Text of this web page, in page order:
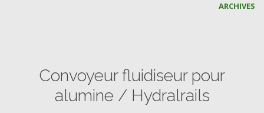
ARCHIVES
Convoyeur fluidiseur pour
alumine / Hydralrails